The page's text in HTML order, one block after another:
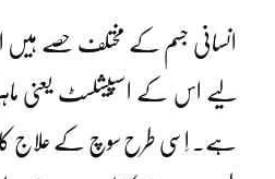
انسانی جسم کے مختلف حصے
لیے اس کے اسپیشلسٹ یعنی
ہے۔ اِسی طرح سوچ کے علاج کا